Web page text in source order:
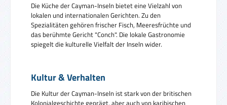
Die Küche der Cayman-Inseln bietet eine Vielzahl von
lokalen und internationalen Gerichten. Zu den
Spezialitäten gehören frischer Fisch, Meeresfrüchte und
das berühmte Gericht "Conch". Die lokale Gastronomie
spiegelt die kulturelle Vielfalt der Inseln wider.
Kultur & Verhalten
Die Kultur der Cayman-Inseln ist stark von der britischen